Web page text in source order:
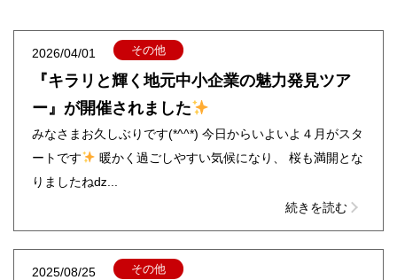
2026/04/01 その他
『キラリと輝く地元中小企業の魅力発見ツア
ー』が開催されました
みなさまお久しぶりです(*^^*) 今日からいよいよ４月がスタ
ートです
暖かく過ごしやすい気候になり、 桜も満開とな
りましたねǳ...
続きを読む
2025/08/25 その他